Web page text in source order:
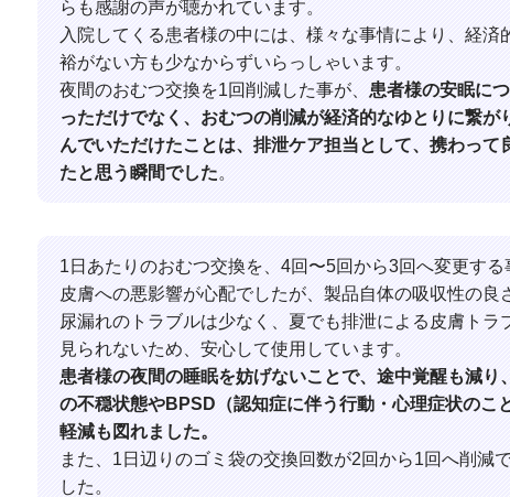
らも感謝の声が聴かれています。
入院してくる患者様の中には、様々な事情により、経済
裕がない方も少なからずいらっしゃいます。
夜間のおむつ交換を1回削減した事が、 患者様の安眠に
っただけでなく、おむつの削減が経済的なゆとりに繋が
んでいただけたことは、排泄ケア担当として、携わって
たと思う瞬間でした。
1日あたりのおむつ交換を、4回〜5回から3回へ変更する
皮膚への悪影響が心配でしたが、製品自体の吸収性の良
尿漏れのトラブルは少なく、夏でも排泄による皮膚トラ
見られないため、安心して使用しています。
患者様の夜間の睡眠を妨げないことで、途中覚醒も減り
の不穏状態やBPSD（認知症に伴う行動・心理症状のこ
軽減も図れました。
また、1日辺りのゴミ袋の交換回数が2回から1回へ削減
した。